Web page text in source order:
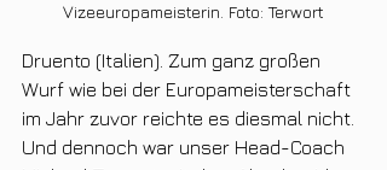
Vizeeuropameisterin. Foto: Terwort
Druento (Italien). Zum ganz großen
Wurf wie bei der Europameisterschaft
im Jahr zuvor reichte es diesmal nicht.
Und dennoch war unser Head-Coach